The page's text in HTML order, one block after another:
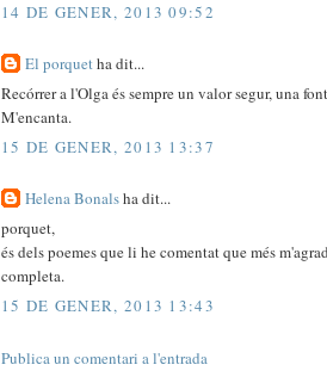
14 DE GENER, 2013 09:52
El porquetha dit...
Recórrer a l'Olga és sempre un valor segur, una
M'encanta.
15 DE GENER, 2013 13:37
Helena Bonalsha dit...
porquet,
és dels poemes que li he comentat que més
completa.
15 DE GENER, 2013 13:43
Publica un comentari a l'entrada